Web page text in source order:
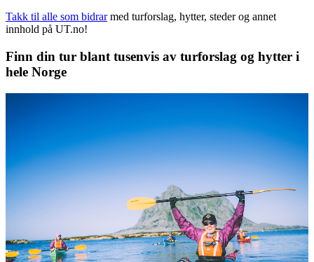
Takk til alle som bidrar med turforslag, hytter, steder og annet
innhold på UT.no!
Finn din tur blant tusenvis av turforslag og hytter i
hele Norge